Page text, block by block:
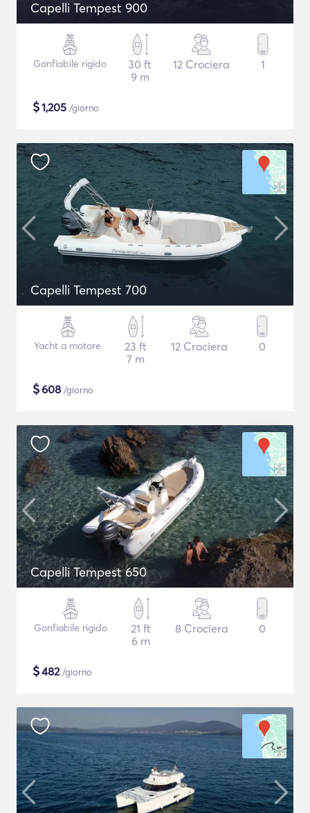
Capelli Tempest 900
Gonfiabile rigido
30 ft
9 m
12 Crociera 1
$1,205 /giorno
Capelli Tempest 700
Yacht a motore
23 ft
7 m
12 Crociera 0
$608 /giorno
Capelli Tempest 650
Gonfiabile rigido
21 ft
6 m
8 Crociera 0
$482/giorno